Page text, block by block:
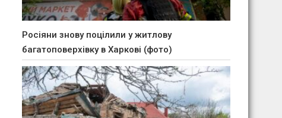
Росіяни знову поцілили у житлову
багатоповерхівку в Харкові (фото)